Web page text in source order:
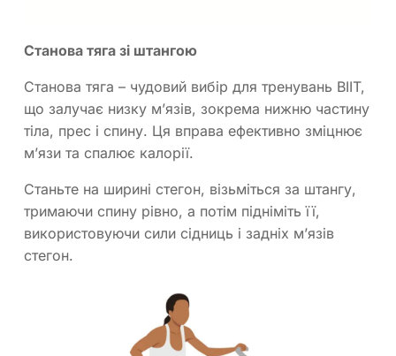
Станова тяга зі штангою
Станова тяга – чудовий вибір для тренувань ВIIT,
що залучає низку м’язів, зокрема нижню частину
тіла, прес і спину. Ця вправа ефективно зміцнює
м’язи та спалює калорії.
Станьте на ширині стегон, візьміться за штангу,
тримаючи спину рівно, а потім підніміть її,
використовуючи сили сідниць і задніх м’язів
стегон.